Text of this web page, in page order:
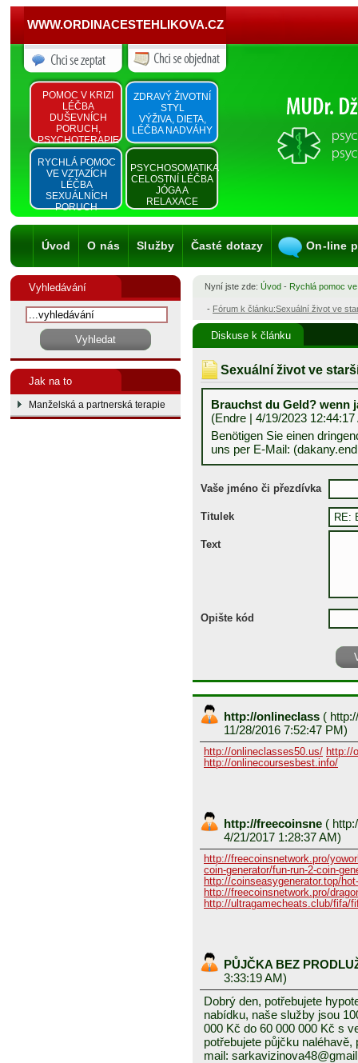
WWW.ORDINACESTEHLIKOVA.CZ
POMOC V KRIZI
LÉČBA
DUŠEVNÍCH
PORUCH,
PSYCHOTERAPIE
ZDRAVÝ ŽIVOTNÍ
STYL
VÝŽIVA, DIETA,
LÉČBA NADVÁHY
RYCHLÁ POMOC
VE VZTAZÍCH
LÉČBA
SEXUÁLNÍCH
PORUCH
PSYCHOSOMATIKA
CELOSTNÍ LÉČBA
JÓGA A
RELAXACE
Úvod O nás Služby Časté dotazy On-line
Vyhledávání
Jak na to
Manželská a partnerská terapie
Nyní jste zde: Úvod - Rychlá pomoc
- Fórum k článku:Sexuální život ve
Diskuse k článku
Sexuální život ve
Brauchst du Geld? wenn
(Endre | 4/19/2023 12:44:17
Benötigen Sie einen
uns per E-Mail:
Vaše jméno či přezdívka
Titulek
Text
Opište kód
http://onlineclass (
11/28/2016 7:52:47 PM)
http://onlineclasses50.us/ http://
http://onlinecoursesbest.info/
http://freecoinsne (
4/21/2017 1:28:37 AM)
http://freecoinsnetwork.pro/
coin-generator/fun-run-2-coin-
http://coinseasygenerator.top/
http://freecoinsnetwork.pro/
http://ultragamecheats.club/fifa/
PŮJČKA BEZ
3:33:19 AM)
Dobrý den, potřebujete
nabídku, naše služby jsou
000 Kč do 60 000 000 Kč s
potřebujete půjčku
mail: